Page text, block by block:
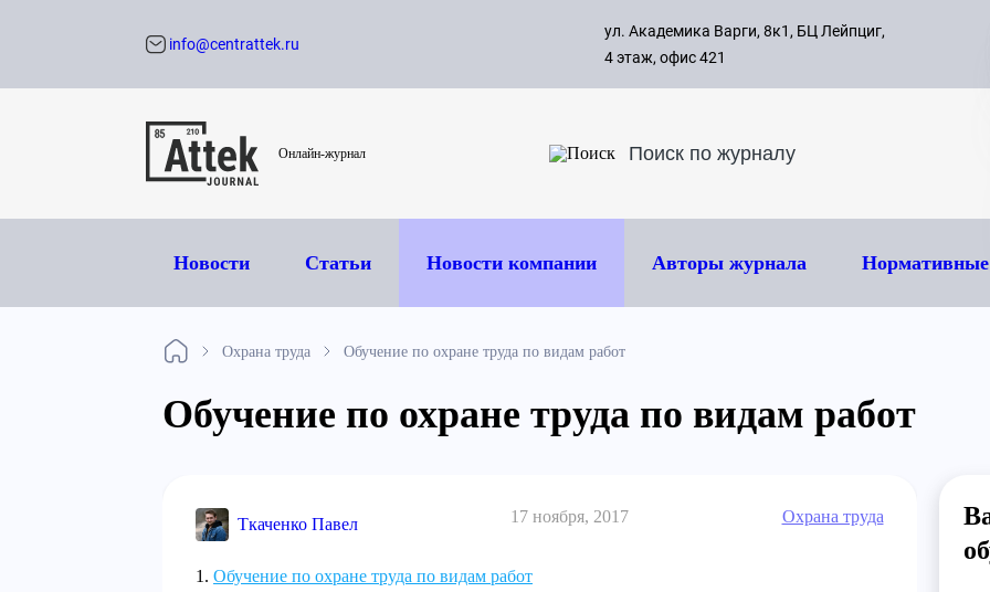
с 09:00
8 495
info@centrattek.ru
ул. Академика Варги, 8к1, БЦ Лейпциг,
4 этаж, офис 421
Онлайн-журнал
Новости Статьи Новости компании Авторы журнала
Охрана труда Обучение по охране труда по видам работ
Обучение по охране труда по видам работ
Ткаченко Павел 17 ноября, 2017 Охрана труда
Обучение по охране труда по видам работ